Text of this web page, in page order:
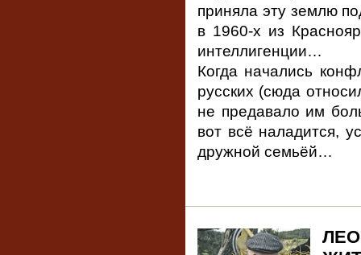
приняла эту землю
в 1960-х из
интеллигенции…
Когда начались
русских (сюда
не предавало им
вот всё наладится,
дружной семьёй…